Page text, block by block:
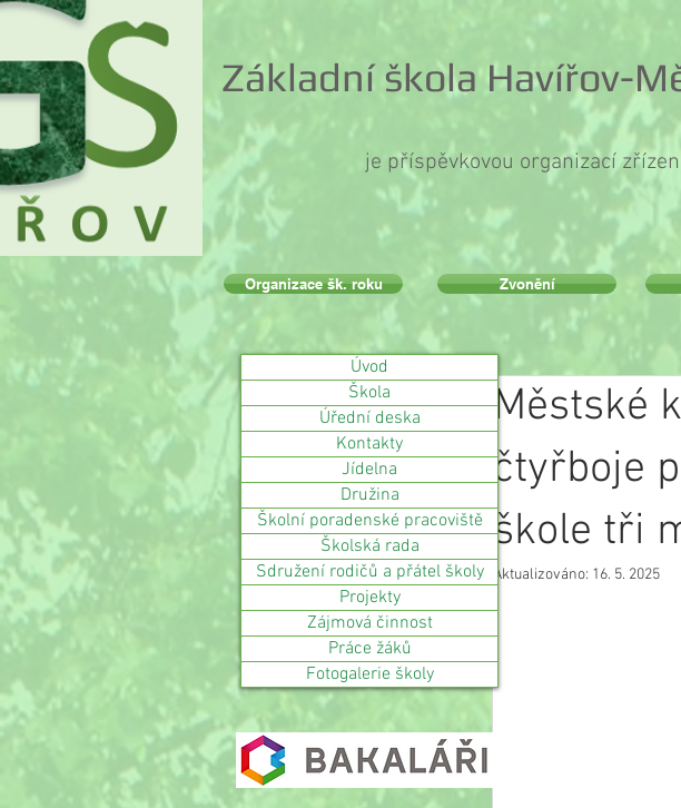
Základní škola Havířov-
je příspěvkovou organizací
Městské
čtyřboje
škole tři
Aktualizováno: 16. 5. 2025
Organizace šk. roku Zvonění
Úvod
Škola
Úřední deska
Kontakty
Jídelna
Družina
Školní poradenské pracoviště
Školská rada
Sdružení rodičů a přátel školy
Projekty
Zájmová činnost
Práce žáků
Fotogalerie školy